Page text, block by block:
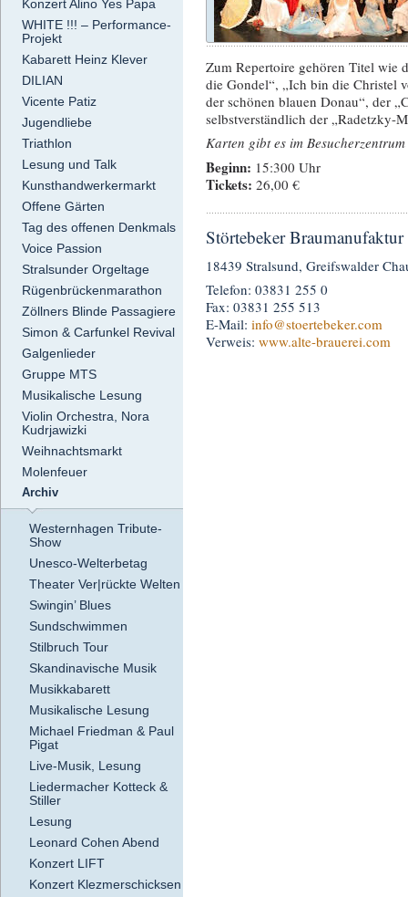
Konzert Alino Yes Papa
WHITE !!! – Performance-
Projekt
Kabarett Heinz Klever
DILIAN
Vicente Patiz
Jugendliebe
Triathlon
Lesung und Talk
Kunsthandwerkermarkt
Offene Gärten
Tag des offenen Denkmals
Voice Passion
Stralsunder Orgeltage
Rügenbrückenmarathon
Zöllners Blinde Passagiere
Simon & Carfunkel Revival
Galgenlieder
Gruppe MTS
Musikalische Lesung
Violin Orchestra, Nora
Kudrjawizki
Weihnachtsmarkt
Molenfeuer
Archiv
Westernhagen Tribute-
Show
Unesco-Welterbetag
Theater Ver|rückte Welten
Swingin’ Blues
Sundschwimmen
Stilbruch Tour
Skandinavische Musik
Musikkabarett
Musikalische Lesung
Michael Friedman & Paul
Pigat
Live-Musik, Lesung
Liedermacher Kotteck &
Stiller
Lesung
Leonard Cohen Abend
Konzert LIFT
Konzert Klezmerschicksen
Zum Repertoire gehören Titel wie
die Gondel“, „Ich bin die Christel
der schönen blauen Donau“, der
selbstverständlich der „Radetzky-
Karten gibt es im
Beginn: 15:300 Uhr
Tickets: 26,00 €
Störtebeker
18439 Stralsund, Greifswalder
Telefon: 03831 255 0
Fax: 03831 255 513
E-Mail: info@stoertebeker.com
Verweis: www.alte-brauerei.com